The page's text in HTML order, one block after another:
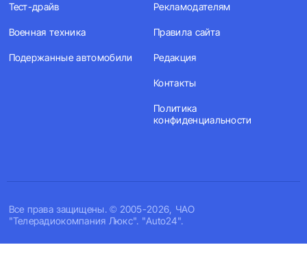
Все права защищены. © 2005-2026, ЧАО
"Телерадиокомпания Люкс". "Auto24".
Тест-драйв
Военная техника
Подержанные автомобили
Рекламодателям
Правила сайта
Редакция
Контакты
Политика
конфиденциальности